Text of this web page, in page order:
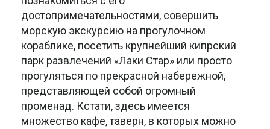
достопримечательностями, совершить
морскую экскурсию на прогулочном
кораблике, посетить крупнейший кипрский
парк развлечений «Лаки Стар» или просто
прогуляться по прекрасной набережной,
представляющей собой огромный
променад. Кстати, здесь имеется
множество кафе, таверн, в которых можно